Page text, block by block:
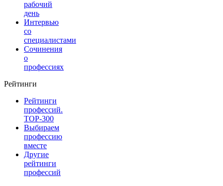
рабочий
день
Интервью
со
специалистами
Сочинения
о
профессиях
Рейтинги
Рейтинги
профессий.
TOP-300
Выбираем
профессию
вместе
Другие
рейтинги
профессий